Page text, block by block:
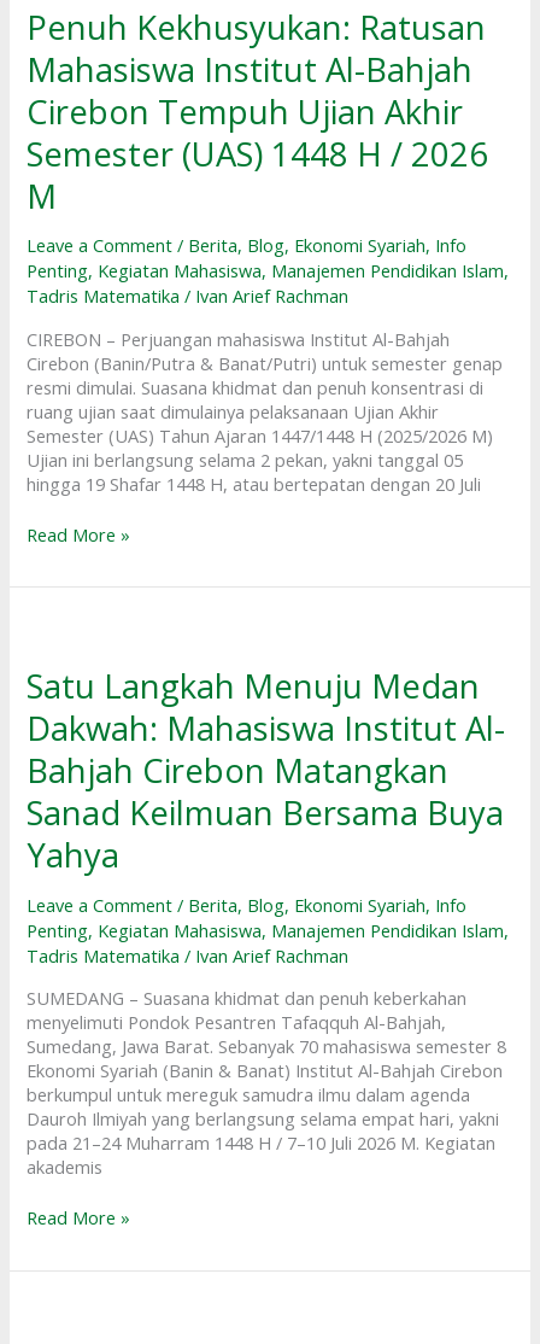
Penuh Kekhusyukan: Ratusan
Mahasiswa Institut Al-Bahjah
Cirebon Tempuh Ujian Akhir
Semester (UAS) 1448 H / 2026
M
Leave a Comment / Berita, Blog, Ekonomi Syariah, Info
Penting, Kegiatan Mahasiswa, Manajemen Pendidikan Islam,
Tadris Matematika / Ivan Arief Rachman
CIREBON – Perjuangan mahasiswa Institut Al-Bahjah
Cirebon (Banin/Putra & Banat/Putri) untuk semester genap
resmi dimulai. Suasana khidmat dan penuh konsentrasi di
ruang ujian saat dimulainya pelaksanaan Ujian Akhir
Semester (UAS) Tahun Ajaran 1447/1448 H (2025/2026 M)
Ujian ini berlangsung selama 2 pekan, yakni tanggal 05
hingga 19 Shafar 1448 H, atau bertepatan dengan 20 Juli
Ratusan
Mahasiswa
Institut
Al-
Bahjah
Tempuh
Ujian
Akhir
(UAS)
1448
H
2026
M
Read More »
Satu Langkah Menuju Medan
Dakwah: Mahasiswa Institut Al-
Bahjah Cirebon Matangkan
Sanad Keilmuan Bersama Buya
Yahya
Leave a Comment / Berita, Blog, Ekonomi Syariah, Info
Penting, Kegiatan Mahasiswa, Manajemen Pendidikan Islam,
Tadris Matematika / Ivan Arief Rachman
SUMEDANG – Suasana khidmat dan penuh keberkahan
menyelimuti Pondok Pesantren Tafaqquh Al-Bahjah,
Sumedang, Jawa Barat. Sebanyak 70 mahasiswa semester 8
Ekonomi Syariah (Banin & Banat) Institut Al-Bahjah Cirebon
berkumpul untuk mereguk samudra ilmu dalam agenda
Dauroh Ilmiyah yang berlangsung selama empat hari, yakni
pada 21–24 Muharram 1448 H / 7–10 Juli 2026 M. Kegiatan
akademis
Menuju
Medan
Dakwah:
Mahasiswa
Institut
Bahjah
Cirebon
Matangkan
Keilmuan
Bersama
Buya
Yahya
Read More »